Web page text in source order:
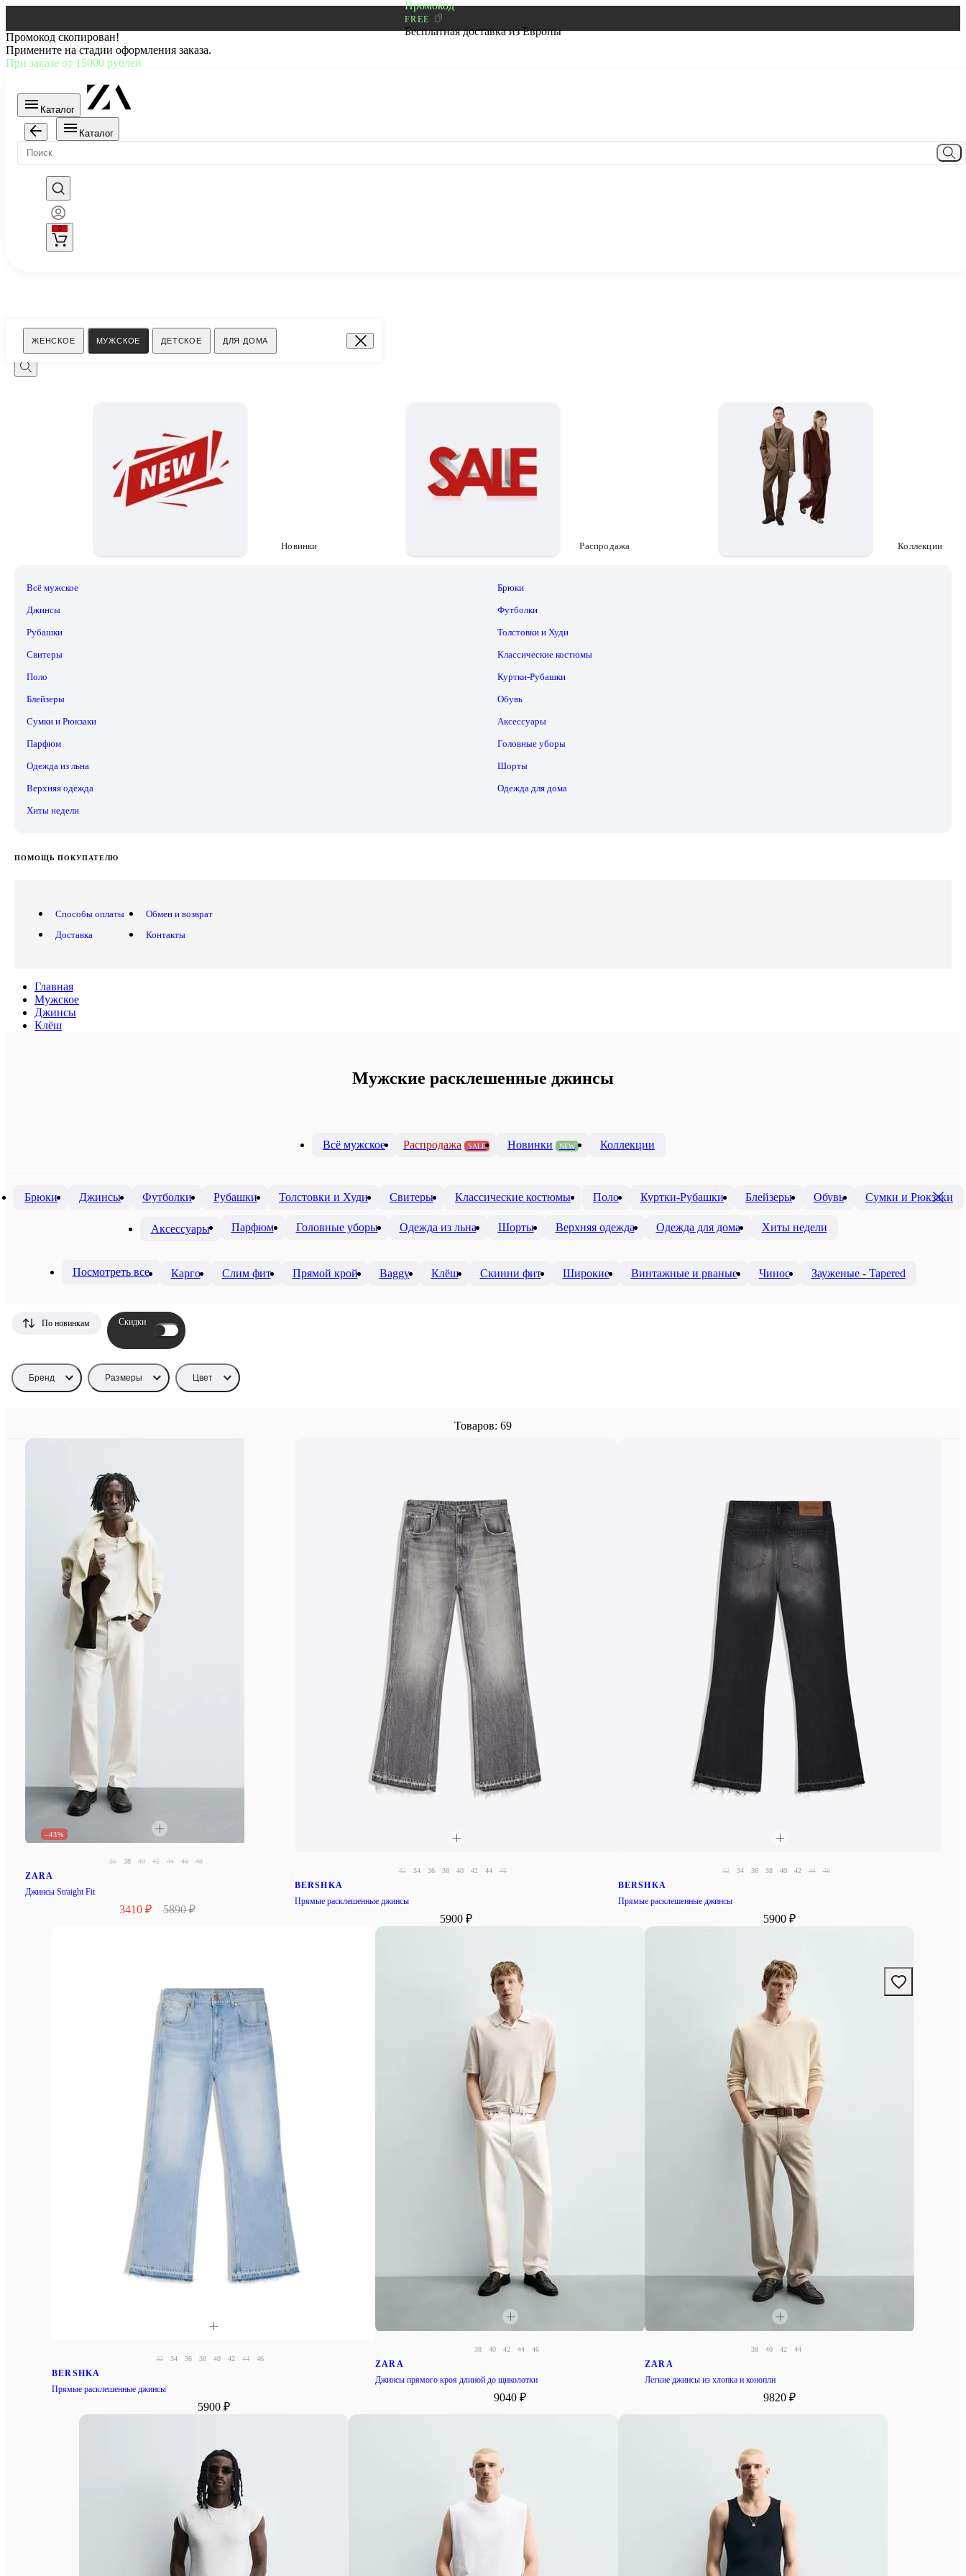
Промокод
FREE
Бесплатная доставка из Европы
Промокод скопирован!
Примените на стадии оформления заказа.
При заказе от 15000 рублей
Каталог
Каталог
0
ЖЕНСКОЕ МУЖСКОЕ ДЕТСКОЕ ДЛЯ ДОМА
Поиск
Новинки Распродажа Коллекции
Всё мужское Брюки
Джинсы Футболки
Рубашки Толстовки и Худи
Свитеры Классические костюмы
Поло Куртки-Рубашки
Блейзеры Обувь
Сумки и Рюкзаки Аксессуары
Парфюм Головные уборы
Одежда из льна Шорты
Верхняя одежда Одежда для дома
Хиты недели
ПОМОЩЬ ПОКУПАТЕЛЮ
Способы оплаты
Доставка
Обмен и возврат
Контакты
Главная
Мужское
Джинсы
Клёш
Мужские расклешенные джинсы
Всё мужское Распродажа SALE Новинки NEW Коллекции
Брюки Джинсы Футболки Рубашки Толстовки и Худи Свитеры Классические костюмы Поло Куртки-Рубашки Блейзеры Обувь Сумки и Рюкзаки
Аксессуары Парфюм Головные уборы Одежда из льна Шорты Верхняя одежда Одежда для дома Хиты недели
Посмотреть все Карго Слим фит Прямой крой Baggy Клёш Скинни фит Широкие Винтажные и рваные Чинос Зауженые - Tapered
Бренд Размеры Цвет
Товаров: 69
По новинкам Скидки
–43%
36 38 40 42 44 46 48
ZARA
Джинсы Straight Fit
3410 ₽ 5890 ₽
32 34 36 38 40 42 44 46
BERSHKA
Прямые расклешенные джинсы
5900 ₽
32 34 36 38 40 42 44 46
BERSHKA
Прямые расклешенные джинсы
5900 ₽
32 34 36 38 40 42 44 46
BERSHKA
Прямые расклешенные джинсы
5900 ₽
38 40 42 44 46
ZARA
Джинсы прямого кроя длиной до щиколотки
9040 ₽
38 40 42 44
ZARA
Легкие джинсы из хлопка и конопли
9820 ₽